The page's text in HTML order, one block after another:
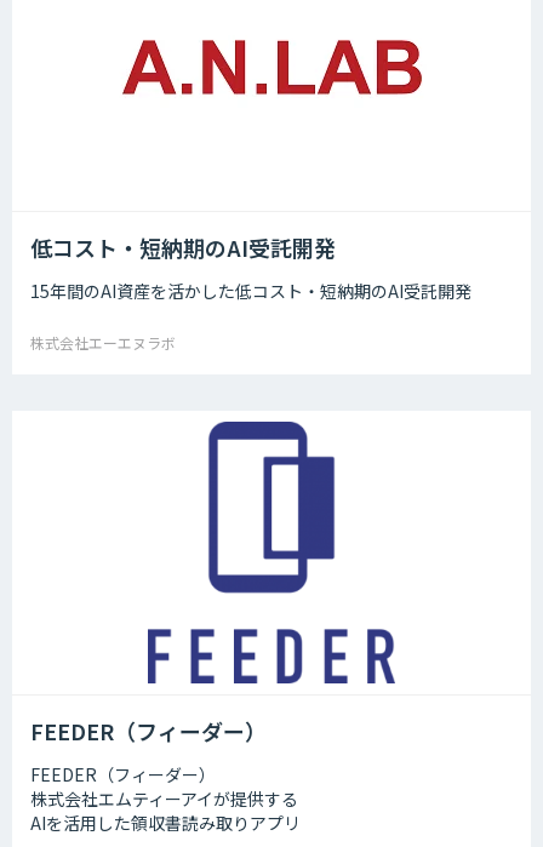
低コスト・短納期のAI受託開発
15年間のAI資産を活かした低コスト・短納期のAI受託開発
株式会社エーエヌラボ
FEEDER（フィーダー）
FEEDER（フィーダー）
株式会社エムティーアイが提供する
AIを活用した領収書読み取りアプリ